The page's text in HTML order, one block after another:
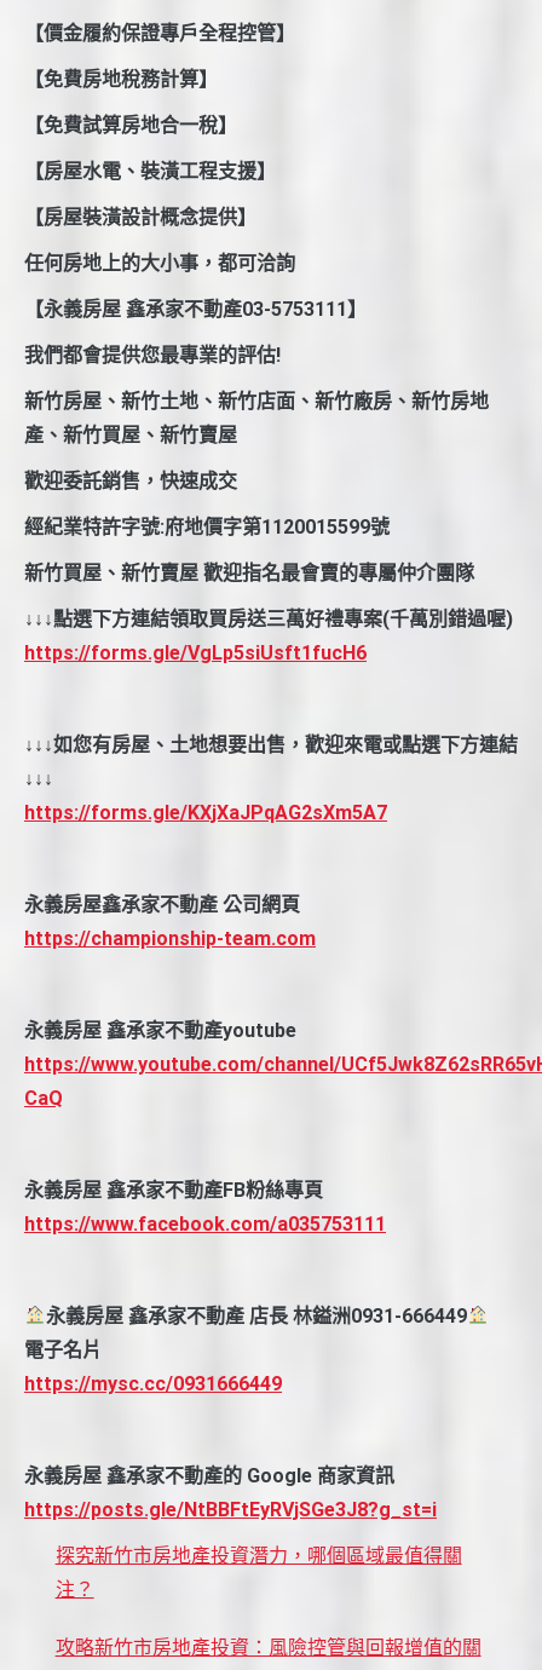
【價金履約保證專戶全程控管】
【免費房地稅務計算】
【免費試算房地合一稅】
【房屋水電、裝潢工程支援】
【房屋裝潢設計概念提供】
任何房地上的大小事，都可洽詢
【永義房屋 鑫承家不動產03-5753111】
我們都會提供您最專業的評估!
新竹房屋、新竹土地、新竹店面、新竹廠房、新竹房地
產、新竹買屋、新竹賣屋
歡迎委託銷售，快速成交
經紀業特許字號:府地價字第1120015599號
新竹買屋、新竹賣屋 歡迎指名最會賣的專屬仲介團隊
↓↓↓點選下方連結領取買房送三萬好禮專案(千萬別錯過喔)
https://forms.gle/VgLp5siUsft1fucH6
↓↓↓如您有房屋、土地想要出售，歡迎來電或點選下方連結
↓↓↓
https://forms.gle/KXjXaJPqAG2sXm5A7
永義房屋鑫承家不動產 公司網頁
https://championship-team.com
永義房屋 鑫承家不動產youtube
https://www.youtube.com/channel/
CaQ
永義房屋 鑫承家不動產FB粉絲專頁
https://www.facebook.com/a035753111
永義房屋 鑫承家不動產 店長 林鎰洲0931-666449
電子名片
https://mysc.cc/0931666449
永義房屋 鑫承家不動產的 Google 商家資訊
https://posts.gle/NtBBFtEyRVjSGe3J8?g_st=i
探究新竹市房地產投資潛力，哪個區域最值得關
注？
攻略新竹市房地產投資：風險控管與回報增值的關